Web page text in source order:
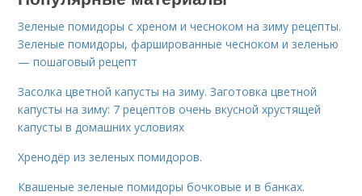
Зеленые помидоры с хреном и чесноком на зиму рецепты.
Зеленые помидоры, фаршированные чесноком и зеленью
— пошаговый рецепт
Засолка цветной капусты на зиму. Заготовка цветной
капусты на зиму: 7 рецептов очень вкусной хрустящей
капусты в домашних условиях
Хренодёр из зеленых помидоров.
Квашеные зеленые помидоры бочковые и в банках.